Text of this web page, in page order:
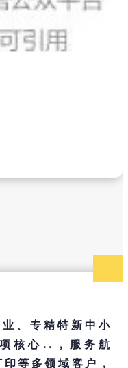
、专精特新中小
核心..，服务航
等多领域客户，